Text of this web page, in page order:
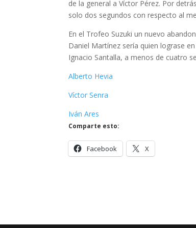
de la general a Víctor Pérez. Por
solo dos segundos con respecto al
En el Trofeo Suzuki un nuevo
Daniel Martínez sería quien lograse
Ignacio Santalla, a menos de cuatro
Alberto Hevia
Víctor Senra
Iván Ares
Comparte esto:
Facebook X